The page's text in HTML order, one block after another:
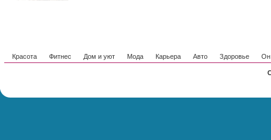
Красота Фитнес Дом и уют Мода Карьера Авто Здоровье Он